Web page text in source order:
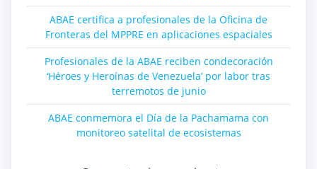
ABAE certifica a profesionales de la Oficina de
Fronteras del MPPRE en aplicaciones espaciales
Profesionales de la ABAE reciben condecoración
‘Héroes y Heroínas de Venezuela’ por labor tras
terremotos de junio
ABAE conmemora el Día de la Pachamama con
monitoreo satelital de ecosistemas